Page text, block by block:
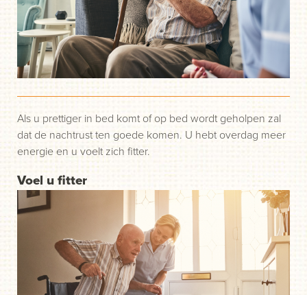
Voel u fitter
Als u prettiger in bed komt of op bed wordt geholpen zal
dat de nachtrust ten goede komen. U hebt overdag meer
energie en u voelt zich fitter.